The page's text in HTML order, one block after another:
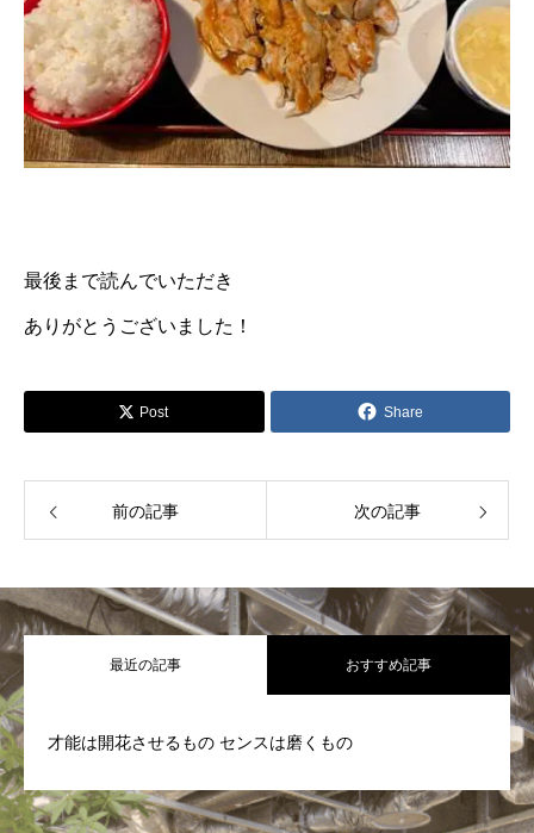
最後まで読んでいただき
ありがとうございました！
Post Share
前の記事 次の記事
最近の記事 おすすめ記事
才能は開花させるもの センスは磨くもの